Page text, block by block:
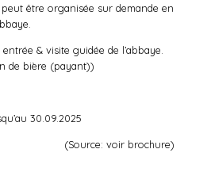
être organisée sur demande en
& visite guidée de l’abbaye.
de bière (payant))
30.09.2025
(Source: voir brochure)